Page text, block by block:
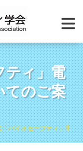
ティ」電
てのご案
「バイオセーフティ」電子